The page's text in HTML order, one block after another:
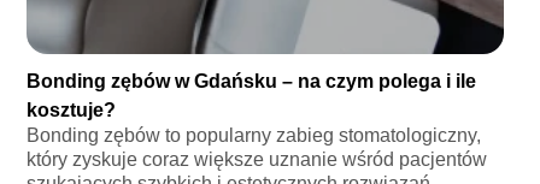
Bonding zębów w Gdańsku – na czym polega i ile
kosztuje?
Bonding zębów to popularny zabieg stomatologiczny,
który zyskuje coraz większe uznanie wśród pacjentów